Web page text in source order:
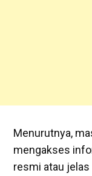
Menurutnya,
mengakses
resmi atau